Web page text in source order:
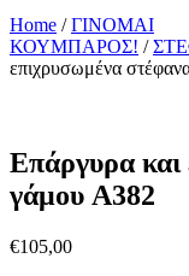
Home /ΓΙΝΟΜΑΙ
ΚΟΥΜΠΑΡΟΣ! /
επιχρυσωμένα
Επάργυρα και
γάμου A382
€105,00